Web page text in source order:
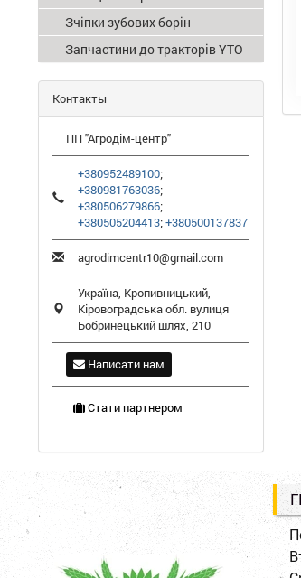
Зчіпки зубових борін
Запчастини до тракторів YTO
Контакты
ПП "Агродім-центр"
+380952489100;
+380981763036;
+380506279866;
+380505204413;+380500137837
agrodimcentr10@gmail.com
Україна, Кропивницький,
Кіровоградська обл. вулиця
Бобринецький шлях, 210
Написати нам
Стати партнером